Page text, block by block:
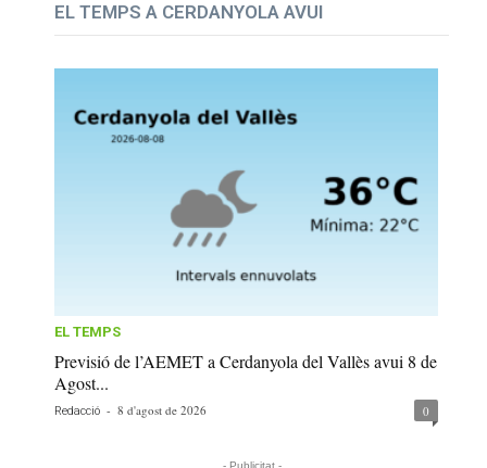
EL TEMPS A CERDANYOLA AVUI
EL TEMPS
Previsió de l’AEMET a Cerdanyola del Vallès avui 8 de
Agost...
Redacció - 8 d'agost de 2026 0
- Publicitat -